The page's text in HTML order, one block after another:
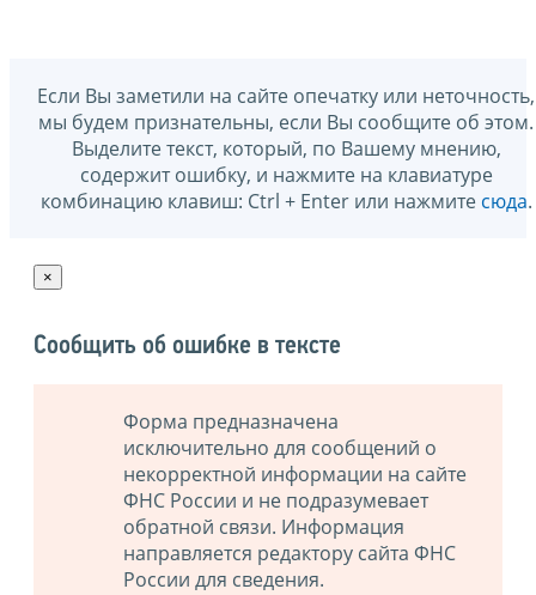
Если Вы заметили на сайте опечатку или неточность,
мы будем признательны, если Вы сообщите об этом.
Выделите текст, который, по Вашему мнению,
содержит ошибку, и нажмите на клавиатуре
комбинацию клавиш: Ctrl + Enter или нажмите сюда.
×
Сообщить об ошибке в тексте
Форма предназначена
исключительно для сообщений о
некорректной информации на сайте
ФНС России и не подразумевает
обратной связи. Информация
направляется редактору сайта ФНС
России для сведения.